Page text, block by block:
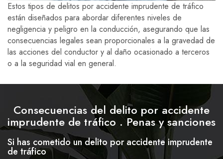
Estos tipos de delitos por accidente imprudente de tráfico
están diseñados para abordar diferentes niveles de
negligencia y peligro en la conducción, asegurando que las
consecuencias legales sean proporcionales a la gravedad de
las acciones del conductor y al daño ocasionado a terceros
o a la seguridad vial en general.
Consecuencias del delito por accidente
imprudente de tráfico . Penas y sanciones
Si has cometido un delito por accidente imprudente
de tráfico